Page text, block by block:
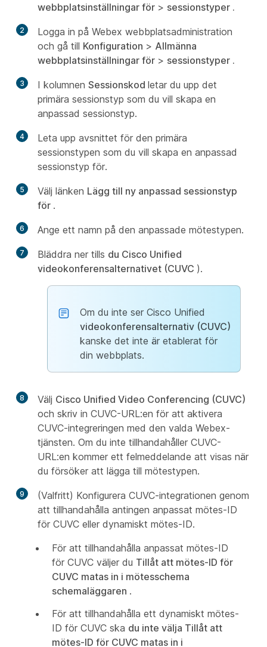
webbplatsinställningar för > sessionstyper .
2
Logga in på Webex webbplatsadministration
och gå till Konfiguration > Allmänna
webbplatsinställningar för > sessionstyper .
3 I kolumnen Sessionskod letar du upp det
primära sessionstyp som du vill skapa en
anpassad sessionstyp.
4
Leta upp avsnittet för den primära
sessionstypen som du vill skapa en anpassad
sessionstyp för.
5 Välj länken Lägg till ny anpassad sessionstyp
för .
6 Ange ett namn på den anpassade mötestypen.
7 Bläddra ner tills du Cisco Unified
videokonferensalternativet (CUVC ).
Om du inte ser Cisco Unified
videokonferensalternativ (CUVC)
kanske det inte är etablerat för
din webbplats.
8 Välj Cisco Unified Video Conferencing (CUVC)
och skriv in CUVC-URL:en för att aktivera
CUVC-integreringen med den valda Webex-
tjänsten. Om du inte tillhandahåller CUVC-
URL:en kommer ett felmeddelande att visas när
du försöker att lägga till mötestypen.
9
(Valfritt) Konfigurera CUVC-integrationen genom
att tillhandahålla antingen anpassat mötes-ID
för CUVC eller dynamiskt mötes-ID.
För att tillhandahålla anpassat mötes-ID
för CUVC väljer du Tillåt att mötes-ID för
CUVC matas in i mötesschema
schemaläggaren .
För att tillhandahålla ett dynamiskt mötes-
ID för CUVC ska du inte välja Tillåt att
mötes-ID för CUVC matas in i